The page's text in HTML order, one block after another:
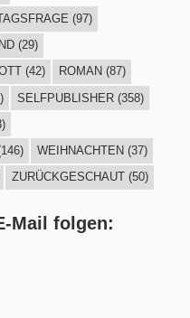
(97)
(29)
(42) ROMAN (87)
SELFPUBLISHER(358)
WEIHNACHTEN (37)
ZURÜCKGESCHAUT(50)
Mail folgen: